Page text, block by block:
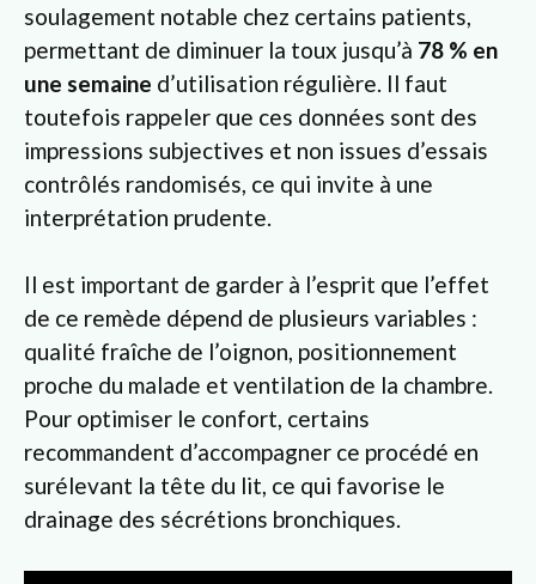
soulagement notable chez certains patients,
permettant de diminuer la toux jusqu’à 78 % en
une semaine d’utilisation régulière. Il faut
toutefois rappeler que ces données sont des
impressions subjectives et non issues d’essais
contrôlés randomisés, ce qui invite à une
interprétation prudente.
Il est important de garder à l’esprit que l’effet
de ce remède dépend de plusieurs variables :
qualité fraîche de l’oignon, positionnement
proche du malade et ventilation de la chambre.
Pour optimiser le confort, certains
recommandent d’accompagner ce procédé en
surélevant la tête du lit, ce qui favorise le
drainage des sécrétions bronchiques.